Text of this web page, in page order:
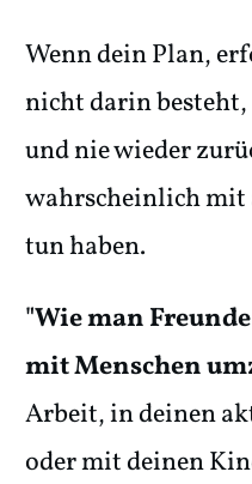
Wenn dein Plan,
nicht darin
und nie wieder
wahrscheinlich mit
tun haben.
"Wie man
mit Menschen
Arbeit, in deinen
oder mit deinen